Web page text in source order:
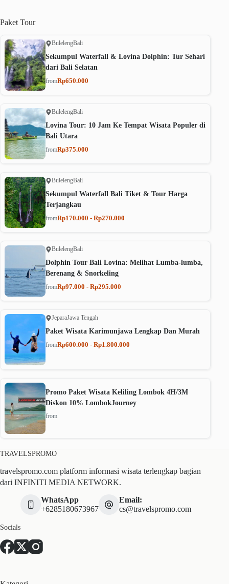
Paket Tour
BulelengBali
Sekumpul Waterfall & Lovina Dolphin: Tur Sehari
dari Bali Selatan
fromRp650.000
BulelengBali
Lovina Tour: 10 Jam Ke Tempat Wisata Populer di
Bali Utara
fromRp375.000
BulelengBali
Sekumpul Waterfall Bali Tiket & Tour Harga
Terjangkau
fromRp170.000 - Rp270.000
BulelengBali
Dolphin Tour Bali Lovina: Melihat Lumba-lumba,
Berenang & Snorkeling
fromRp97.000 - Rp295.000
JeparaJawa Tengah
Paket Wisata Karimunjawa Lengkap Dan Murah
fromRp600.000 - Rp1.800.000
Promo Paket Wisata Keliling Lombok 4H/3M
Diskon 10% LombokJourney
from
TRAVELSPROMO
travelspromo.com platform informasi wisata terlengkap bagian
dari INFINITI MEDIA NETWORK.
WhatsApp
+6285180673967
Email:
cs@travelspromo.com
Socials